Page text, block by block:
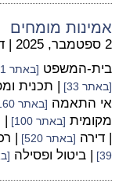
אמינות מומחים
2 ספטמבר, 2025 |
בית-המשפט [באתר 281]
[באתר 33] | תכנית
אי התאמה [באתר 160]
מקומית [באתר 100] |
| דירה [באתר 520] |
39]
| ביטול ופסילה